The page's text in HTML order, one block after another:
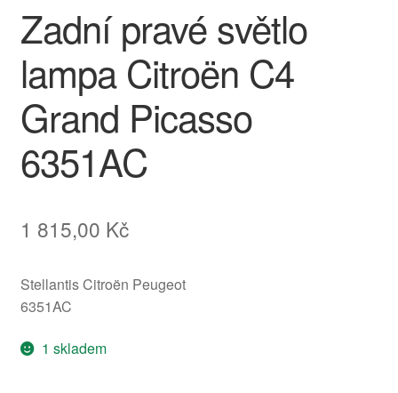
Reklamace
Reklamační řád
Vrakoviště Citroën
Zadní pravé světlo
lampa Citroën C4
Grand Picasso
6351AC
1 815,00 Kč
Stellantis Citroën Peugeot
6351AC
1 skladem